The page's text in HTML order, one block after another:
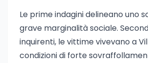
Le prime indagini delineano uno
grave marginalità sociale.
inquirenti, le vittime vivevano a
condizioni di forte